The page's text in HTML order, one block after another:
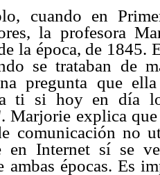
cuando en
la profesora
la época, de 1845.
se trataban de
pregunta que
ti si hoy en día
Marjorie explica
comunicación no
en Internet sí se
ambas épocas. Es